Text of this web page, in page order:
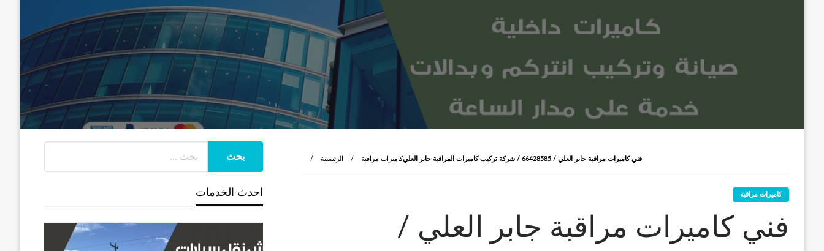
الرئيسية كاميرات مراقبة فني كاميرات مراقبة جابر العلي / 66428585 / شركة تركيب كاميرات المراقبة جابر العلي
كاميرات مراقبة
فني كاميرات مراقبة جابر العلي /
احدث الخدمات